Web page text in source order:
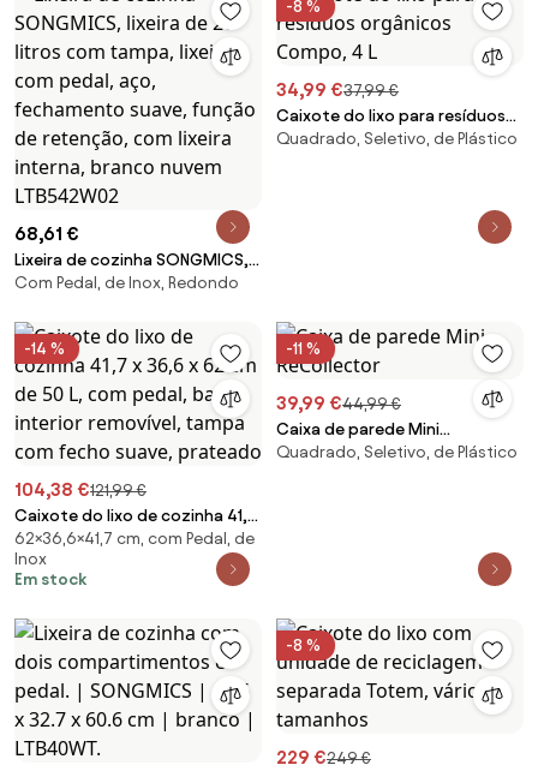
68,61 €
Lixeira de cozinha SONGMICS,
lixeira de 20 litros com tampa,
fechamento suave, função de
retenção, com lixeira interna,
branco nuvem LTB542W02
Com Pedal, de Inox, Redondo
-8 %
34,99 €37,99 €
Caixote do lixo para resíduos
orgânicos Compo, 4 L
Quadrado, Seletivo, de Plástico
-14 %
104,38 €121,99 €
Caixote do lixo de cozinha 41,7
x 36,6 x 62 cm de 50 L, com
pedal, balde interior removível,
tampa com fecho suave,
62×36,6×41,7 cm, com Pedal, de
Inox
Em stock
-11 %
39,99 €44,99 €
Caixa de parede Mini
ReCollector
Quadrado, Seletivo, de Plástico
-8 %
229 €249 €